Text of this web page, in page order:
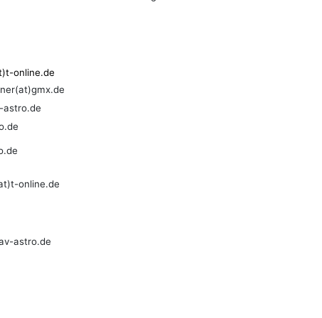
online.de
astro.de
online.de
astro.de